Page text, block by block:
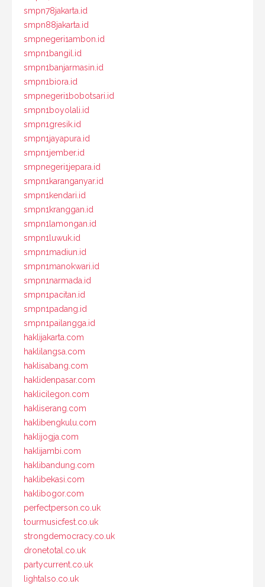
smpn78jakarta.id
smpn88jakarta.id
smpnegeri1ambon.id
smpn1bangil.id
smpn1banjarmasin.id
smpn1biora.id
smpnegeri1bobotsari.id
smpn1boyolali.id
smpn1gresik.id
smpn1jayapura.id
smpn1jember.id
smpnegeri1jepara.id
smpn1karanganyar.id
smpn1kendari.id
smpn1kranggan.id
smpn1lamongan.id
smpn1luwuk.id
smpn1madiun.id
smpn1manokwari.id
smpn1narmada.id
smpn1pacitan.id
smpn1padang.id
smpn1pailangga.id
haklijakarta.com
haklilangsa.com
haklisabang.com
haklidenpasar.com
haklicilegon.com
hakliserang.com
haklibengkulu.com
haklijogja.com
haklijambi.com
haklibandung.com
haklibekasi.com
haklibogor.com
perfectperson.co.uk
tourmusicfest.co.uk
strongdemocracy.co.uk
dronetotal.co.uk
partycurrent.co.uk
lightalso.co.uk